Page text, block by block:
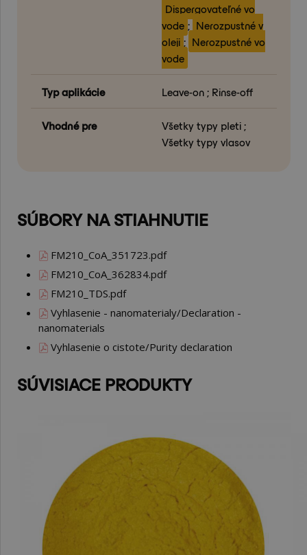
Dispergovateľné vo
vode ; Nerozpustné v
oleji ; Nerozpustné vo
vode
Typ aplikácie Leave-on ; Rinse-off
Vhodné pre
Všetky typy pleti ;
Všetky typy vlasov
SÚBORY NA STIAHNUTIE
FM210_CoA_351723.pdf
FM210_CoA_362834.pdf
FM210_TDS.pdf
Vyhlasenie - nanomaterialy/Declaration -
nanomaterials
Vyhlasenie o cistote/Purity declaration
SÚVISIACE PRODUKTY